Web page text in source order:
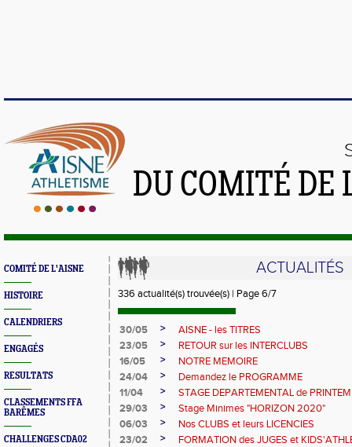
DU COMITÉ
COMITÉ DE L'AISNE
HISTOIRE
CALENDRIERS
ENGAGÉS
RESULTATS
CLASSEMENTS FFA
BARÊMES
CHALLENGES CDA02
ACTUALITÉS
336 actualité(s) trouvée(s) | Page 6/7
30/05 >
AISNE - les TITRES
23/05
>
RETOUR sur les INTERCLUBS
16/05
>
NOTRE MEMOIRE
24/04
>
Demandez le PROGRAMME
11/04
>
STAGE DEPARTEMENTAL de
29/03
>
Stage Minimes "HORIZON 2020"
06/03
>
Nos CLUBS et leurs LICENCIES
23/02
>
FORMATION des JUGES et